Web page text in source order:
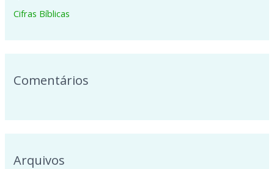
o
Cifras Bíblicas
Comentários
Arquivos